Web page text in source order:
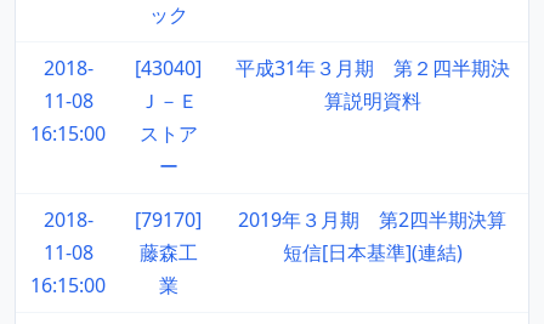
ック
2018-
11-08
16:15:00
[43040]
Ｊ－Ｅ
ストア
ー
平成31年３月期 第２四半期決
算説明資料
2018-
11-08
16:15:00
[79170]
藤森工
業
2019年３月期 第2四半期決算
短信[日本基準](連結)